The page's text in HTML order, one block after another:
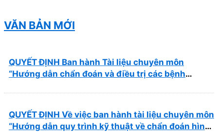
VĂN BẢN MỚI
QUYẾT ĐỊNH Ban hành Tài liệu chuyên môn
“Hướng dẫn chẩn đoán và điều trị các bệnh
QUYẾT ĐỊNH Về việc ban hành tài liệu chuyên môn
“Hướng dẫn quy trình kỹ thuật về chẩn đoán hình